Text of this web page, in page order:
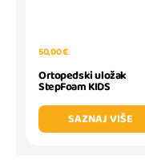
50,00 €
Ortopedski uložak
StepFoam KIDS
SAZNAJ VIŠE